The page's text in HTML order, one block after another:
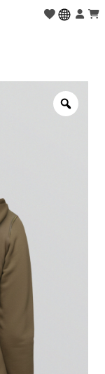
Zoom